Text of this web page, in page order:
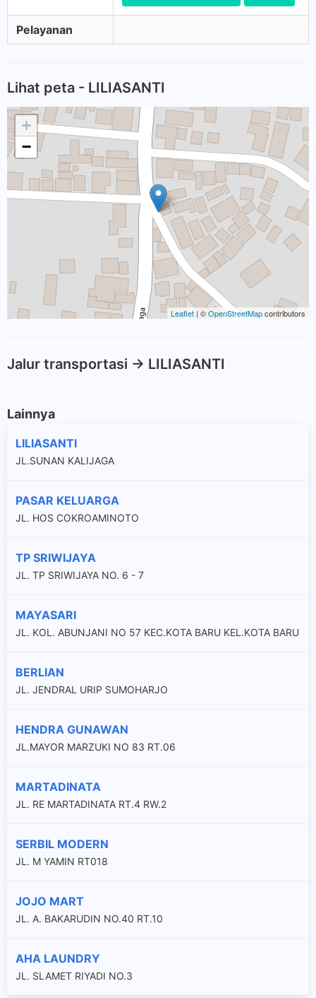
Pelayanan
Lihat peta - LILIASANTI
+
−
Leaflet | ©OpenStreetMapcontributors
Jalur transportasi -> LILIASANTI
Lainnya
LILIASANTI
JL.SUNAN KALIJAGA
PASAR KELUARGA
JL. HOS COKROAMINOTO
TP SRIWIJAYA
JL. TP SRIWIJAYA NO. 6 - 7
MAYASARI
JL. KOL. ABUNJANI NO 57 KEC.KOTA BARU KEL.KOTA BARU
BERLIAN
JL. JENDRAL URIP SUMOHARJO
HENDRA GUNAWAN
JL.MAYOR MARZUKI NO 83 RT.06
MARTADINATA
JL. RE MARTADINATA RT.4 RW.2
SERBIL MODERN
JL. M YAMIN RT018
JOJO MART
JL. A. BAKARUDIN NO.40 RT.10
AHA LAUNDRY
JL. SLAMET RIYADI NO.3